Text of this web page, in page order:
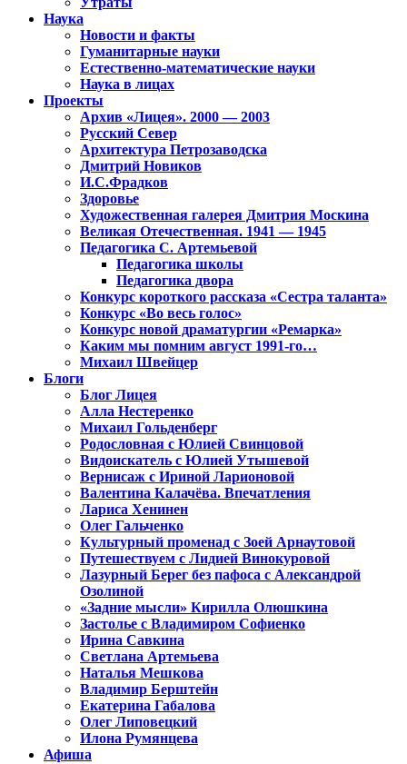
Наука
Новости и факты
Гуманитарные науки
Естественно-математические науки
Наука в лицах
Проекты
Архив «Лицея». 2000 — 2003
Русский Север
Архитектура Петрозаводска
Дмитрий Новиков
И.С.Фрадков
Здоровье
Художественная галерея Дмитрия Москина
Великая Отечественная. 1941 — 1945
Педагогика С. Артемьевой
Педагогика школы
Педагогика двора
Конкурс короткого рассказа «Сестра таланта»
Конкурс «Во весь голос»
Конкурс новой драматургии «Ремарка»
Каким мы помним август 1991-го…
Михаил Швейцер
Блоги
Блог Лицея
Алла Нестеренко
Михаил Гольденберг
Родословная с Юлией Свинцовой
Видоискатель с Юлией Утышевой
Вернисаж с Ириной Ларионовой
Валентина Калачёва. Впечатления
Лариса Хенинен
Олег Гальченко
Культурный променад с Зоей Арнаутовой
Путешествуем с Лидией Винокуровой
Лазурный Берег без пафоса с Александрой
Озолиной
«Задние мысли» Кирилла Олюшкина
Застолье с Владимиром Софиенко
Ирина Савкина
Светлана Артемьева
Наталья Мешкова
Владимир Берштейн
Екатерина Габалова
Олег Липовецкий
Илона Румянцева
Афиша